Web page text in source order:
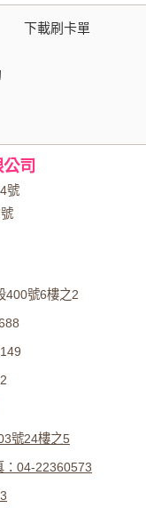
下載刷卡單
司
號
400號6樓之2
號24樓之5
：04-22360573